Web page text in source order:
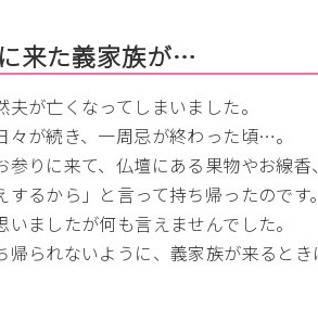
来た義家族が…
夫が亡くなってしまいました。
々が続き、一周忌が終わった頃…。
参りに来て、仏壇にある果物やお線
するから」と言って持ち帰ったのです。
いましたが何も言えませんでした。
帰られないように、義家族が来るとき